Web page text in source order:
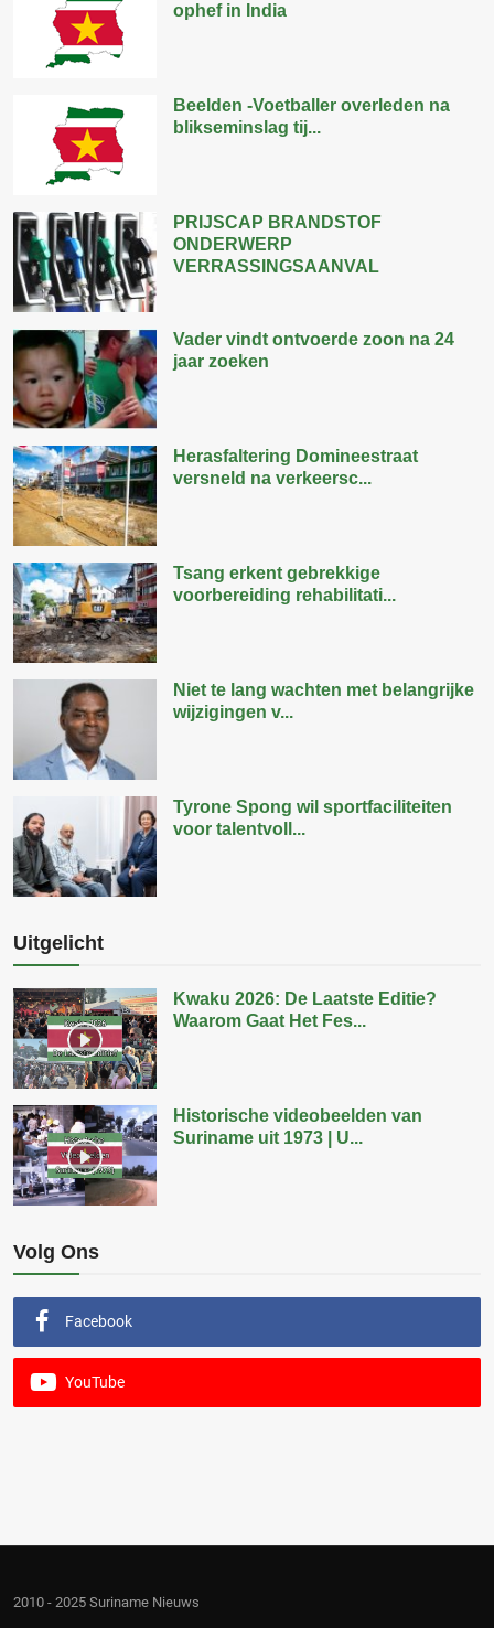
ophef in India
Beelden -Voetballer overleden na
blikseminslag tij...
PRIJSCAP BRANDSTOF
ONDERWERP
VERRASSINGSAANVAL
Vader vindt ontvoerde zoon na 24
jaar zoeken
Herasfaltering Domineestraat
versneld na verkeersc...
Tsang erkent gebrekkige
voorbereiding rehabilitati...
Niet te lang wachten met belangrijke
wijzigingen v...
Tyrone Spong wil sportfaciliteiten
voor talentvoll...
Uitgelicht
Kwaku 2026: De Laatste Editie?
Waarom Gaat Het Fes...
Historische videobeelden van
Suriname uit 1973 | U...
Volg Ons
Facebook
YouTube
2010 - 2025 Suriname Nieuws